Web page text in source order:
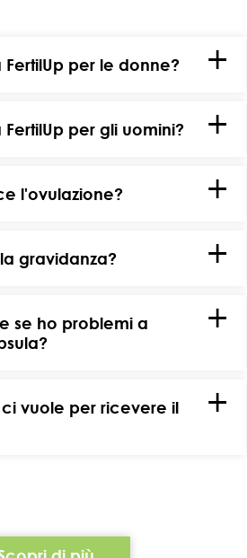
per le donne?
per gli uomini?
l'ovulazione?
gravidanza?
se ho problemi a
vuole per ricevere il